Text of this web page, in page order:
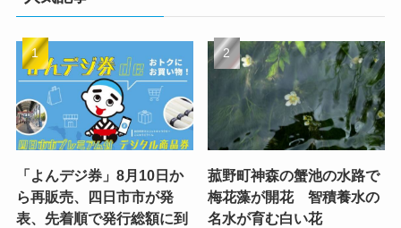
「よんデジ券」8月10日か
ら再販売、四日市市が発
表、先着順で発行総額に到
菰野町神森の蟹池の水路で
梅花藻が開花 智積養水の
名水が育む白い花